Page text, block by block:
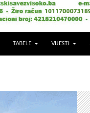
TABELE VIJESTI